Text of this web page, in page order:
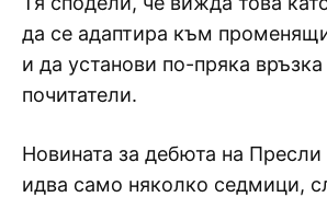
да се адаптира към
и да установи по-пряка
почитатели.
Новината за дебюта на Пресли
идва само няколко седмици,